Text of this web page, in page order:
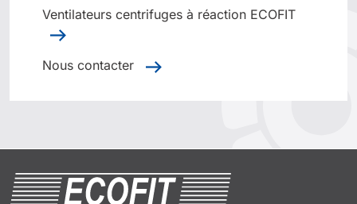
Ventilateurs centrifuges à réaction ECOFIT
Nous contacter